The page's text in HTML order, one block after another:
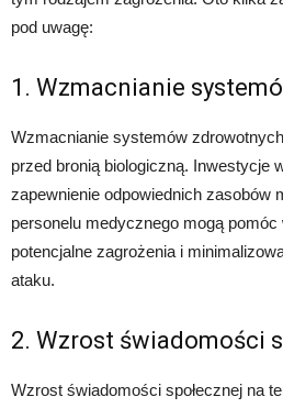
pod uwagę:
1. Wzmacnianie
Wzmacnianie systemów
przed bronią biologiczną. Inwestycje
zapewnienie odpowiednich zasobów
personelu medycznego mogą
potencjalne zagrożenia i
ataku.
2. Wzrost świadomości
Wzrost świadomości społecznej na